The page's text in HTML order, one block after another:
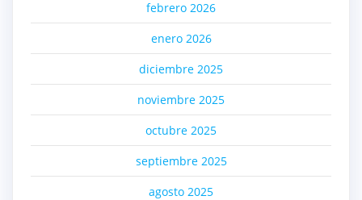
febrero 2026
enero 2026
diciembre 2025
noviembre 2025
octubre 2025
septiembre 2025
agosto 2025